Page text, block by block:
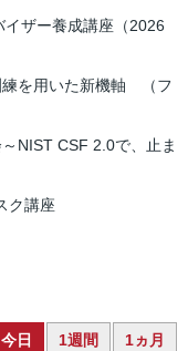
イザー養成講座（2026
練を用いた新機軸 （フ
NIST CSF 2.0で、止ま
ク講座
今日 1週間 1ヵ月